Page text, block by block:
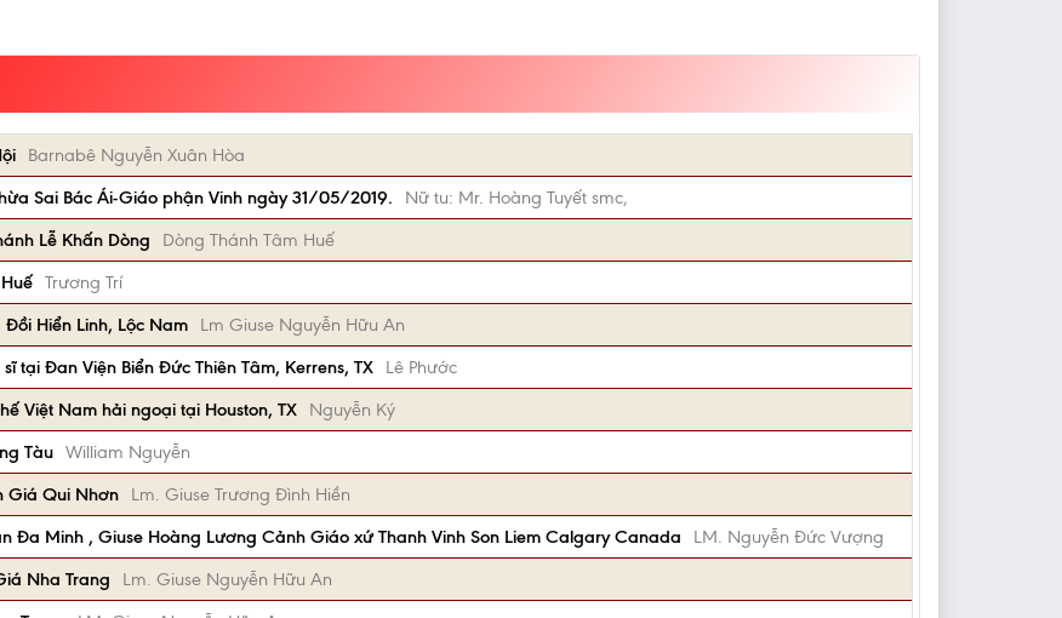
Barnabê Nguyễn Xuân Hòa
Sai Bác Ái-Giáo phận Vinh ngày 31/05/2019.
Nữ tu: Mr. Hoàng Tuyết smc,
Lễ Khấn Dòng
Dòng Thánh Tâm Huế
Trương Trí
Hiển Linh, Lộc Nam
Lm Giuse Nguyễn Hữu An
tại Đan Viện Biển Đức Thiên Tâm, Kerrens, TX
Lê Phước
Việt Nam hải ngoại tại Houston, TX
Nguyễn Ký
Tàu William Nguyễn
Giá Qui Nhơn
Lm. Giuse Trương Đình Hiền
Đa Minh , Giuse Hoàng Lương Cảnh Giáo xứ Thanh Vinh Son Liem Calgary Canada
LM. Nguyễn Đức Vượng
Nha Trang
Lm. Giuse Nguyễn Hữu An